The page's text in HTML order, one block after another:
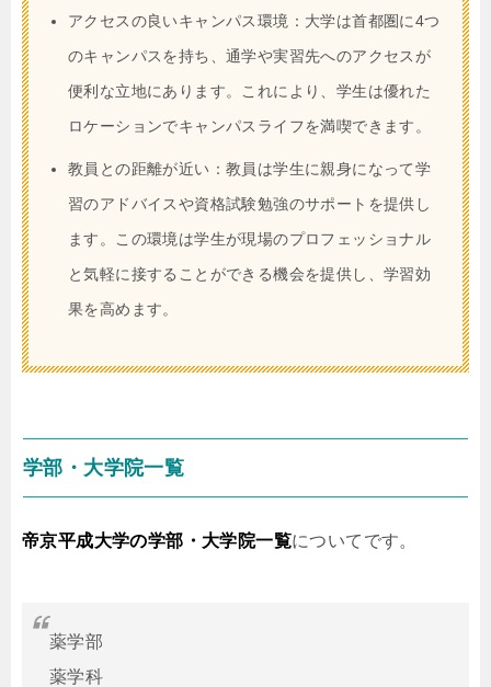
アクセスの良いキャンパス環境：大学は首都圏に4つ
のキャンパスを持ち、通学や実習先へのアクセスが
便利な立地にあります。これにより、学生は優れた
ロケーションでキャンパスライフを満喫できます。
教員との距離が近い：教員は学生に親身になって学
習のアドバイスや資格試験勉強のサポートを提供し
ます。この環境は学生が現場のプロフェッショナル
と気軽に接することができる機会を提供し、学習効
果を高めます。
学部・大学院一覧
帝京平成大学の学部・大学院一覧についてです。
薬学部
薬学科